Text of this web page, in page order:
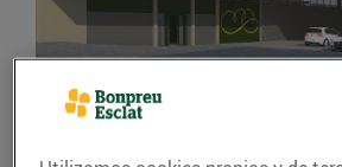
El Grup Bon Preu